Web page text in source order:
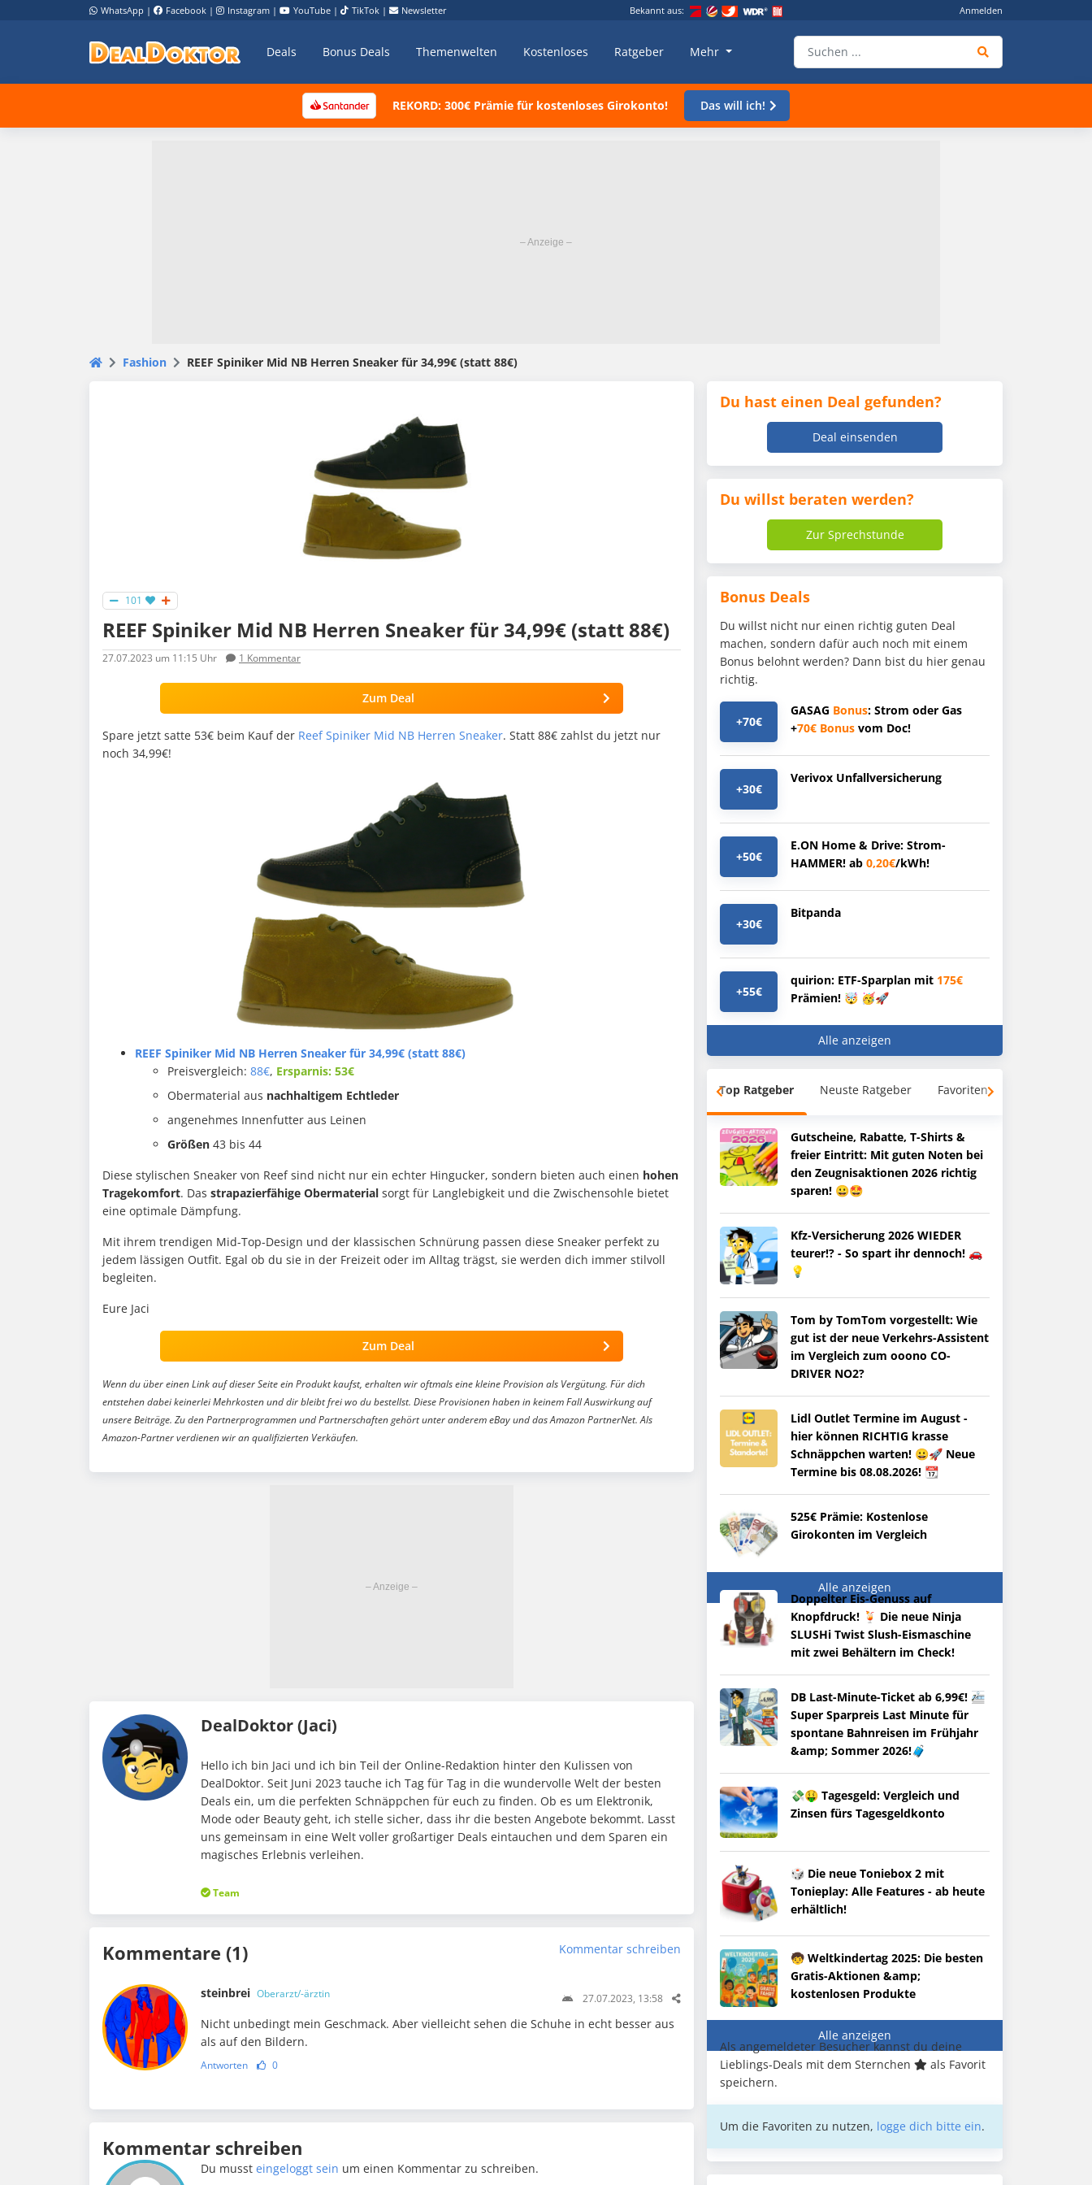
WhatsApp | Facebook | Instagram | YouTube | TikTok | Newsletter Bekannt aus: Anmelden
Deals Bonus Deals Themenwelten Kostenloses Ratgeber Mehr
REKORD: 300€ Prämie für kostenloses Girokonto! Das will ich!
Fashion REEF Spiniker Mid NB Herren Sneaker für 34,99€ (statt 88€)
101
REEF Spiniker Mid NB Herren Sneaker für 34,99€ (statt 88€)
27.07.2023 um 11:15 Uhr 1 Kommentar
Zum Deal
Spare jetzt satte 53€ beim Kauf der Reef Spiniker Mid NB Herren Sneaker. Statt 88€ zahlst du jetzt nur
noch 34,99€!
REEF Spiniker Mid NB Herren Sneaker für 34,99€ (statt 88€)
Preisvergleich: 88€, Ersparnis: 53€
Obermaterial aus nachhaltigem Echtleder
angenehmes Innenfutter aus Leinen
Größen 43 bis 44
Diese stylischen Sneaker von Reef sind nicht nur ein echter Hingucker, sondern bieten auch einen hohen
Tragekomfort. Das strapazierfähige Obermaterial sorgt für Langlebigkeit und die Zwischensohle bietet
eine optimale Dämpfung.
Mit ihrem trendigen Mid-Top-Design und der klassischen Schnürung passen diese Sneaker perfekt zu
jedem lässigen Outfit. Egal ob du sie in der Freizeit oder im Alltag trägst, sie werden dich immer stilvoll
begleiten.
Eure Jaci
Zum Deal
Wenn du über einen Link auf dieser Seite ein Produkt kaufst, erhalten wir oftmals eine kleine Provision als Vergütung. Für dich
entstehen dabei keinerlei Mehrkosten und dir bleibt frei wo du bestellst. Diese Provisionen haben in keinem Fall Auswirkung auf
unsere Beiträge. Zu den Partnerprogrammen und Partnerschaften gehört unter anderem eBay und das Amazon PartnerNet. Als
Amazon-Partner verdienen wir an qualifizierten Verkäufen.
DealDoktor (Jaci)
Hello ich bin Jaci und ich bin Teil der Online-Redaktion hinter den Kulissen von
DealDoktor. Seit Juni 2023 tauche ich Tag für Tag in die wundervolle Welt der besten
Deals ein, um die perfekten Schnäppchen für euch zu finden. Ob es um Elektronik,
Mode oder Beauty geht, ich stelle sicher, dass ihr die besten Angebote bekommt. Lasst
uns gemeinsam in eine Welt voller großartiger Deals eintauchen und dem Sparen ein
magisches Erlebnis verleihen.
Team
Kommentare (1) Kommentar schreiben
steinbrei Oberarzt/-ärztin 27.07.2023, 13:58
Nicht unbedingt mein Geschmack. Aber vielleicht sehen die Schuhe in echt besser aus
als auf den Bildern.
Antworten 0
Kommentar schreiben
Du mussteingeloggt sein um einen Kommentar zu schreiben.
Du hast einen Deal gefunden?
Deal einsenden
Du willst beraten werden?
Zur Sprechstunde
Bonus Deals
Du willst nicht nur einen richtig guten Deal
machen, sondern dafür auch noch mit einem
Bonus belohnt werden? Dann bist du hier genau
richtig.
+70€
GASAG Bonus: Strom oder Gas
+70€ Bonus vom Doc!
+30€
Verivox Unfallversicherung
+50€
E.ON Home & Drive: Strom-
HAMMER! ab 0,20€/kWh!
+30€
Bitpanda
+55€
quirion: ETF-Sparplan mit 175€
Prämien! 🤯 🥳🚀
Alle anzeigen
Top Ratgeber Neuste Ratgeber Favoriten
Gutscheine, Rabatte, T-Shirts &
freier Eintritt: Mit guten Noten bei
den Zeugnisaktionen 2026 richtig
sparen! 😀🤩
Kfz-Versicherung 2026 WIEDER
teurer!? - So spart ihr dennoch! 🚗
💡
Tom by TomTom vorgestellt: Wie
gut ist der neue Verkehrs-Assistent
im Vergleich zum ooono CO-
DRIVER NO2?
Lidl Outlet Termine im August -
hier können RICHTIG krasse
Schnäppchen warten! 😀🚀 Neue
Termine bis 08.08.2026! 📆
525€ Prämie: Kostenlose
Girokonten im Vergleich
Alle anzeigen
Doppelter Eis-Genuss auf
Knopfdruck! 🍹 Die neue Ninja
SLUSHi Twist Slush-Eismaschine
mit zwei Behältern im Check!
DB Last-Minute-Ticket ab 6,99€! 🚈
Super Sparpreis Last Minute für
spontane Bahnreisen im Frühjahr
&amp; Sommer 2026!🧳
💸🤑 Tagesgeld: Vergleich und
Zinsen fürs Tagesgeldkonto
🎲 Die neue Toniebox 2 mit
Tonieplay: Alle Features - ab heute
erhältlich!
🧒 Weltkindertag 2025: Die besten
Gratis-Aktionen &amp;
kostenlosen Produkte
Alle anzeigen
Als angemeldeter Besucher kannst du deine
Lieblings-Deals mit dem Sternchen
als Favorit
speichern.
Um die Favoriten zu nutzen, logge dich bitte ein.